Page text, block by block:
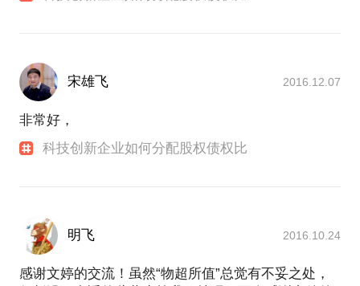
宋雄飞 2016.12.07
非常好，
科技创新企业如何分配股权债权比
明飞 2016.10.24
感谢文婷的交流！虽然“物超所值”总觉有不妥之处，